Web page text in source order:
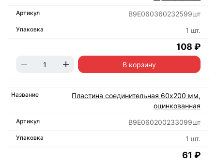
B9E060360232599шт
1 шт.
108 ₽
В корзину
Пластина соединительная 60х200 мм,
оцинкованная
B9E060200233099шт
1 шт.
61 ₽